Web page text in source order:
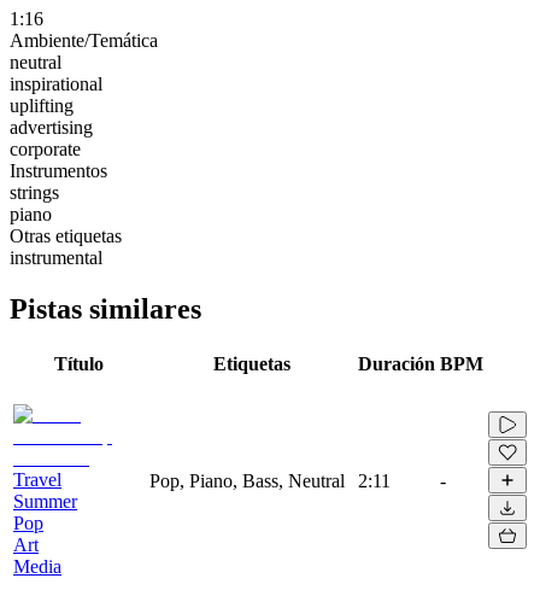
1:16
Ambiente/Temática
neutral
inspirational
uplifting
advertising
corporate
Instrumentos
strings
piano
Otras etiquetas
instrumental
Pistas similares
Título Etiquetas Duración BPM
Travel
Summer
Pop
Art
Media
Pop, Piano, Bass, Neutral 2:11 -